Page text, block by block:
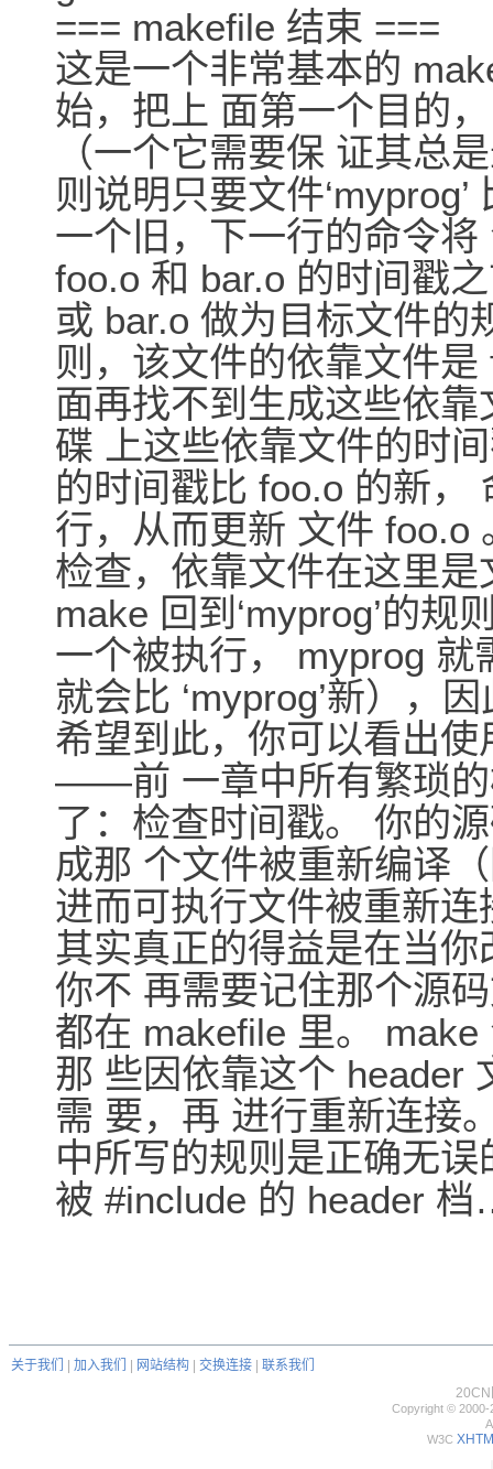
=== makefile 结束 ===
这是一个非常基本的
始，把上 面第一个目的
（一个它需要保 证其总
则说明只要文件‘myprog’
一个旧，下一行的命令
foo.o 和 bar.o 的时间戳
或 bar.o 做为目标文件的
则，该文件的依靠文件
面再找不到生成这些依
碟 上这些依靠文件的时
的时间戳比 foo.o 的新，
行，从而更新 文件 foo.o
检查，依靠文件在这里
make 回到‘myprog’的规
一个被执行， myprog
就会比 ‘myprog’新），
希望到此，你可以看出
――前 一章中所有繁琐的
了：检查时间戳。 你的
成那 个文件被重新编译
进而可执行文件被重新
其实真正的得益是在当
你不 再需要记住那个源
都在 makefile 里。
那 些因依靠这个 header
需 要，再 进行重新连接
中所写的规则是正确无
被 #include 的 header
关于我们 加入我们 网站结构 交换连接
联系我们
20CN
Copyright © 2000-
W3C